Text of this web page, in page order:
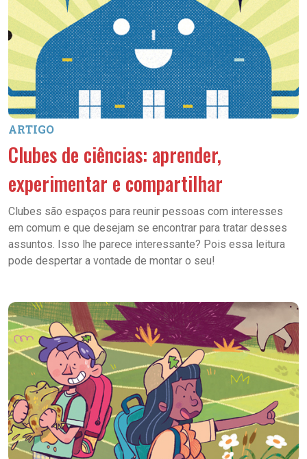
ARTIGO
Clubes de ciências: aprender,
experimentar e compartilhar
Clubes são espaços para reunir pessoas com interesses
em comum e que desejam se encontrar para tratar desses
assuntos. Isso lhe parece interessante? Pois essa leitura
pode despertar a vontade de montar o seu!